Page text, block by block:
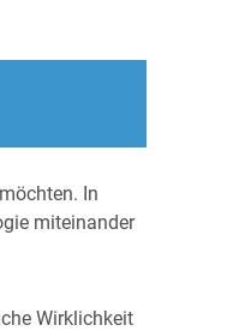
In
miteinander
Wirklichkeit